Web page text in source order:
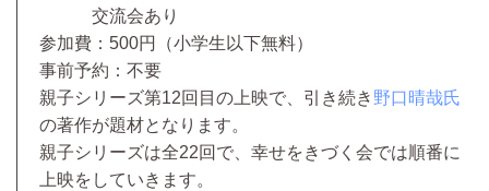
交流会あり
参加費：500円（小学生以下無料）
事前予約：不要
親子シリーズ第12回目の上映で、引き続き 野口晴哉氏
の著作が題材となります。
親子シリーズは全22回で、幸せをきづく会では順番に
上映をしていきます。